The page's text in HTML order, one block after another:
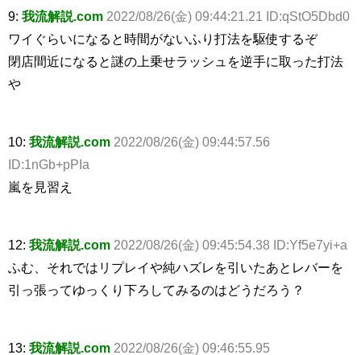
9: 我流解説.com 2022/08/26(金) 09:44:21.21 ID:qStO5Dbd0
ワイぐらいになると時間がないふり打法を駆使するぞ
閉店間近になると謎の上乗せラッシュを逆手に取った打法
や
10: 我流解説.com 2022/08/26(金) 09:44:57.56
ID:1nGb+pPIa
嵐を見習え
12: 我流解説.com 2022/08/26(金) 09:45:54.38 ID:Yf5e7yi+a
ふむ、それではリプレイや純ハズレを引いたあとレバーを
引っ張ってゆっくり下ろしてみるのはどうだろう？
13: 我流解説.com 2022/08/26(金) 09:46:55.95